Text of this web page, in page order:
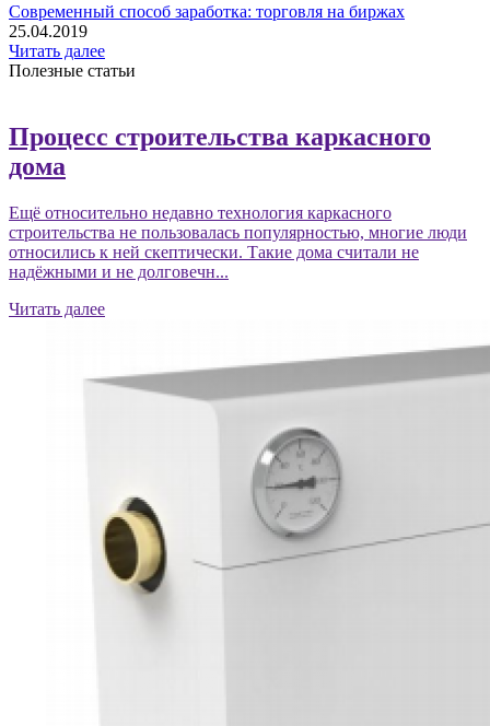
Современный способ заработка: торговля на биржах
25.04.2019
Читать далее
Полезные статьи
Процесс строительства каркасного
дома
Ещё относительно недавно технология каркасного
строительства не пользовалась популярностью, многие люди
относились к ней скептически. Такие дома считали не
надёжными и не долговечн...
Читать далее